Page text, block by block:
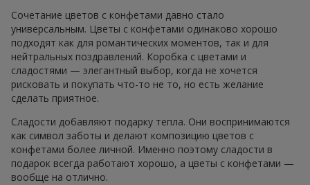
Сочетание цветов с конфетами давно стало
универсальным. Цветы с конфетами одинаково хорошо
подходят как для романтических моментов, так и для
нейтральных поздравлений. Коробка с цветами и
сладостями — элегантный выбор, когда не хочется
рисковать и покупать что-то не то, но есть желание
сделать приятное.
Сладости добавляют подарку тепла. Они воспринимаются
как символ заботы и делают композицию цветов с
конфетами более личной. Именно поэтому сладости в
подарок всегда работают хорошо, а цветы с конфетами —
вообще на отлично.